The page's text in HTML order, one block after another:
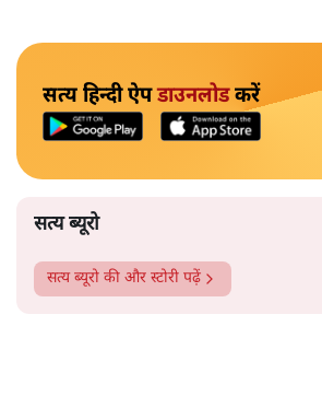
सत्य हिन्दी ऐपडाउनलोडकरें
सत्य ब्यूरो
सत्य ब्यूरो की और स्टोरी पढ़ें